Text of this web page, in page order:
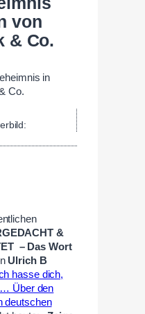
von
& Co.
&
– Das Wort
Ulrich B
hasse dich,
Über den
deutschen